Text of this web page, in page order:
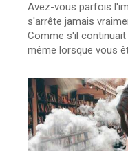
Avez-vous parfois
s'arrête jamais
Comme s'il
même lorsque vous